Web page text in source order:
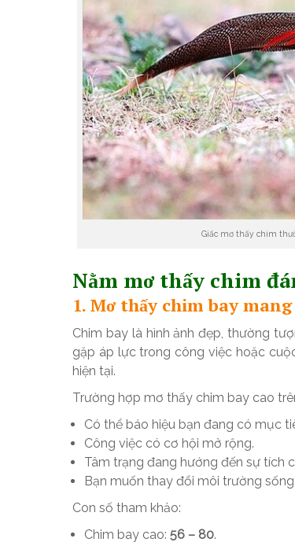
Giấc mơ thấy chim
Nằm mơ thấy chim
1. Mơ thấy chim bay
Chim bay là hình ảnh đẹp, thường
gặp áp lực trong công việc hoặc
hiện tại.
Trường hợp mơ thấy chim bay cao
Có thể báo hiệu bạn đang có mục
Công việc có cơ hội mở rộng.
Tâm trạng đang hướng đến sự tích
Bạn muốn thay đổi môi trường
Con số tham khảo:
Chim bay cao: 56 – 80.